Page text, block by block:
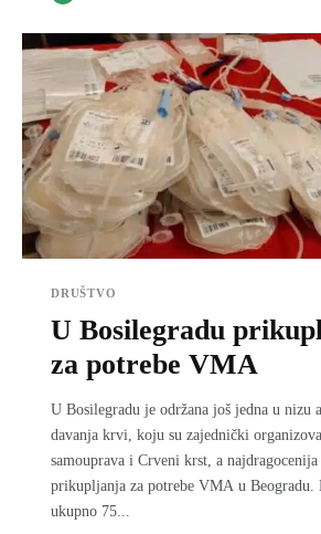
DRUŠTVO
U Bosilegradu
za potrebe VMA
U Bosilegradu je održana još jedna u nizu
davanja krvi, koju su zajednički
samouprava i Crveni krst, a
prikupljanja za potrebe VMA u Beogradu.
ukupno 75...